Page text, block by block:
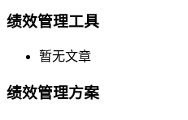
绩效管理工具
暂无文章
绩效管理方案